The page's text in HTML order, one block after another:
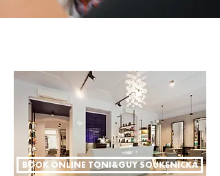
BOOK ONLINE TONI&GUY SOUKENICKÁ